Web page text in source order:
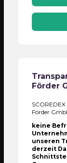
Förder
Förder
keine
unseren
derzeit